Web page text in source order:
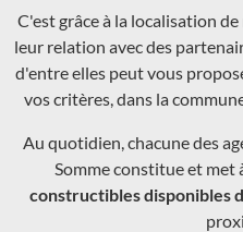
C'est grâce à la localisation
leur relation avec des
d'entre elles peut vous
vos critères, dans la
Au quotidien, chacune des
Somme constitue et met
constructibles disponibles